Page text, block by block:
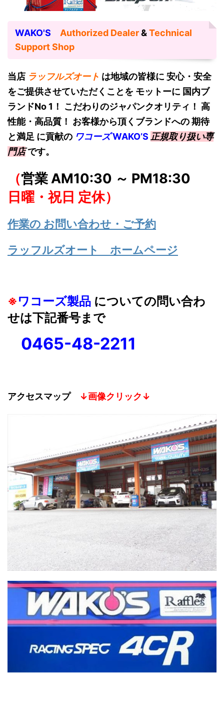
WAKO'S Authorized Dealer&Technical
Support Shop
当店 ラッフルズオート は地域の皆様に 安心・安全
をご提供させていただくことを モットーに 国内ブ
ランドNo 1！ こだわりのジャパンクオリティ！ 高
性能・高品質！ お客様から頂くブランドへの 期待
と満足 に貢献の ワコーズWAKO’S 正規取り扱い専
門店です。
（営業 AM10:30 ～ PM18:30
日曜・祝日 定休）
作業の お問い合わせ・ご予約
ラッフルズオート ホームページ
※ワコーズ製品 についての問い合わ
せは下記番号まで
0465-48-2211
アクセスマップ ↓画像クリック↓